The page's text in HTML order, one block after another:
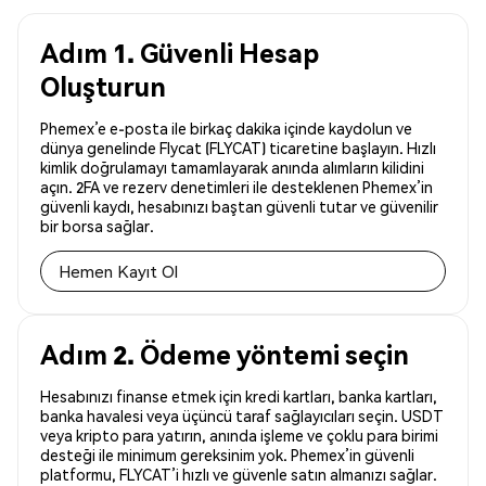
Adım 1. Güvenli Hesap
Oluşturun
Phemex’e e-posta ile birkaç dakika içinde kaydolun ve
dünya genelinde Flycat (FLYCAT) ticaretine başlayın. Hızlı
kimlik doğrulamayı tamamlayarak anında alımların kilidini
açın. 2FA ve rezerv denetimleri ile desteklenen Phemex’in
güvenli kaydı, hesabınızı baştan güvenli tutar ve güvenilir
bir borsa sağlar.
Hemen Kayıt Ol
Adım 2. Ödeme yöntemi seçin
Hesabınızı finanse etmek için kredi kartları, banka kartları,
banka havalesi veya üçüncü taraf sağlayıcıları seçin. USDT
veya kripto para yatırın, anında işleme ve çoklu para birimi
desteği ile minimum gereksinim yok. Phemex’in güvenli
platformu, FLYCAT’i hızlı ve güvenle satın almanızı sağlar.